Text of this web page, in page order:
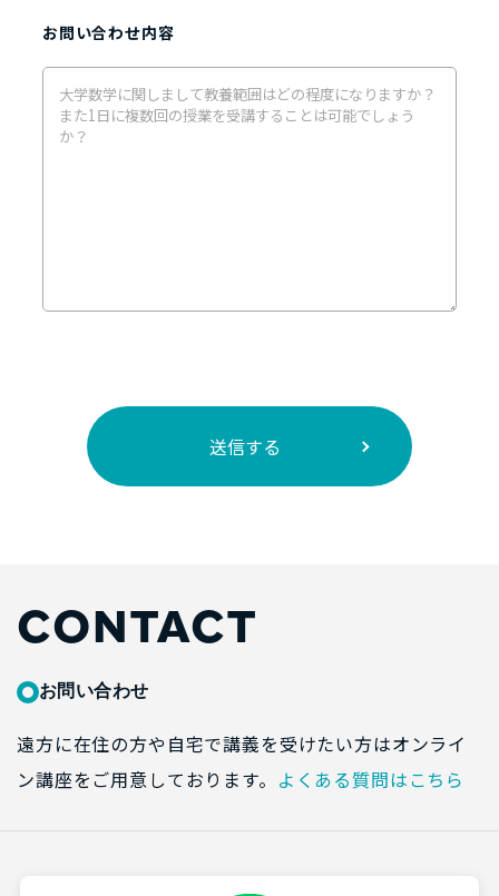
お問い合わせ内容
CONTACT
お問い合わせ
遠方に在住の方や自宅で講義を受けたい方はオンライ
ン講座をご用意しております。 よくある質問はこちら